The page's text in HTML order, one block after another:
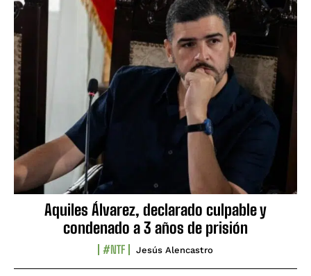
Aquiles Álvarez, declarado culpable y
condenado a 3 años de prisión
#NTF Jesús Alencastro